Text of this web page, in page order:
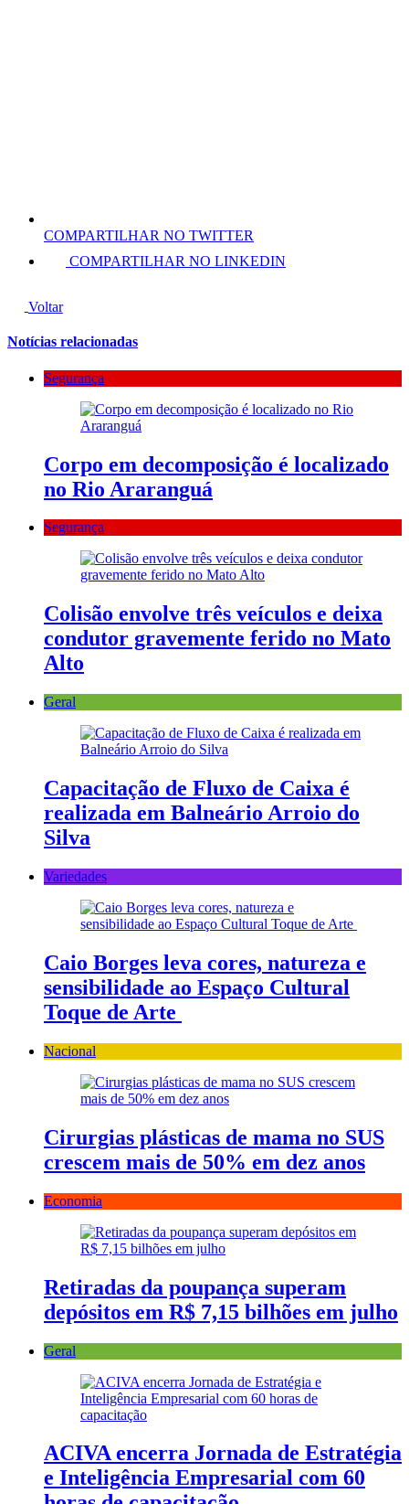
COMPARTILHAR NO TWITTER
COMPARTILHAR NO LINKEDIN
Voltar
Notícias relacionadas
Segurança
Corpo em decomposição é localizado
no Rio Araranguá
Segurança
Colisão envolve três veículos e deixa
condutor gravemente ferido no Mato
Alto
Geral
Capacitação de Fluxo de Caixa é
realizada em Balneário Arroio do
Silva
Variedades
Caio Borges leva cores, natureza e
sensibilidade ao Espaço Cultural
Toque de Arte
Nacional
Cirurgias plásticas de mama no SUS
crescem mais de 50% em dez anos
Economia
Retiradas da poupança superam
depósitos em R$ 7,15 bilhões em julho
Geral
ACIVA encerra Jornada de Estratégia
e Inteligência Empresarial com 60